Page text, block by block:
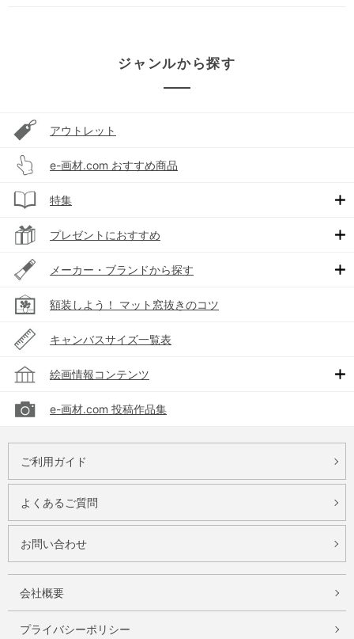
ジャンルから探す
アウトレット
e-画材.com おすすめ商品
特集
プレゼントにおすすめ
メーカー・ブランドから探す
額装しよう！ マット窓抜きのコツ
キャンバスサイズ一覧表
絵画情報コンテンツ
e-画材.com 投稿作品集
ご利用ガイド
よくあるご質問
お問い合わせ
会社概要
プライバシーポリシー